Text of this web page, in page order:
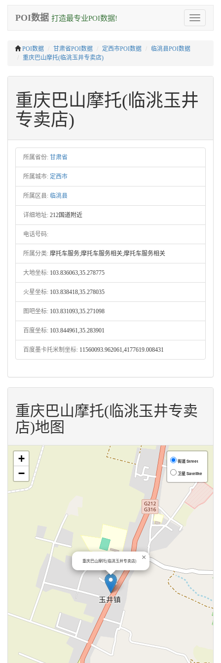
Toggle
navigation
POI数据 打造最专业POI数据!
POI数据 甘肃省POI数据 定西市POI数据
临洮县POI数据
重庆巴山摩托(临洮玉井专卖店)
重庆巴山摩托(临洮玉井
专卖店)
所属省份: 甘肃省
所属城市: 定西市
所属区县: 临洮县
详细地址: 212国道附近
电话号码:
所属分类: 摩托车服务;摩托车服务相关;摩托车服务相关
大地坐标: 103.836063,35.278775
火星坐标: 103.838418,35.278035
图吧坐标: 103.831093,35.271098
百度坐标: 103.844961,35.283901
百度墨卡托米制坐标: 11560093.962061,4177619.008431
重庆巴山摩托(临洮玉井专卖
店)地图
重庆巴山摩托(临洮玉井专卖店) ×
+
−
街道 Street
卫星 Satellite